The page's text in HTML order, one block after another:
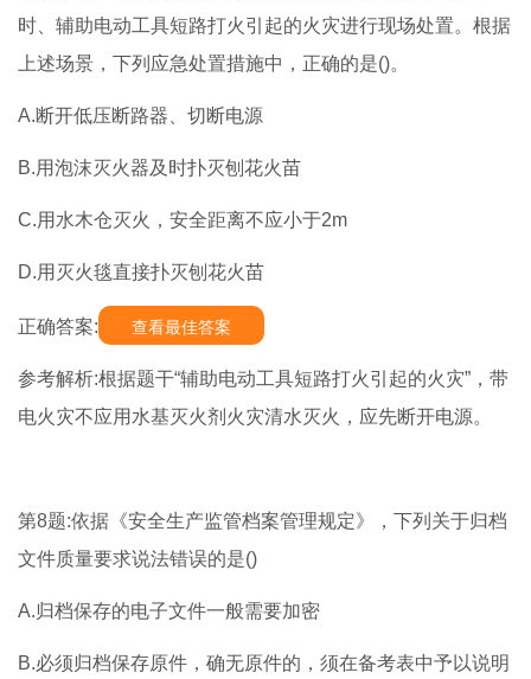
时、辅助电动工具短路打火引起的火灾进行现场处置。根据
上述场景，下列应急处置措施中，正确的是()。
A.断开低压断路器、切断电源
B.用泡沫灭火器及时扑灭刨花火苗
C.用水木仓灭火，安全距离不应小于2m
D.用灭火毯直接扑灭刨花火苗
正确答案: 查看最佳答案
参考解析:根据题干“辅助电动工具短路打火引起的火灾”，带
电火灾不应用水基灭火剂火灾清水灭火，应先断开电源。
第8题:依据《安全生产监管档案管理规定》，下列关于归档
文件质量要求说法错误的是()
A.归档保存的电子文件一般需要加密
B.必须归档保存原件，确无原件的，须在备考表中予以说明